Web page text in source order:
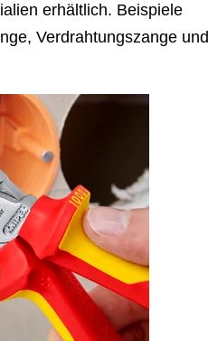
erhältlich. Beispiele
Verdrahtungszange und